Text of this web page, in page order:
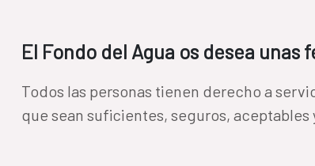
El Fondo del Agua os desea unas
Todos las personas tienen derecho a
que sean suficientes, seguros, aceptables